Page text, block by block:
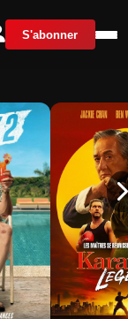
S'abonner